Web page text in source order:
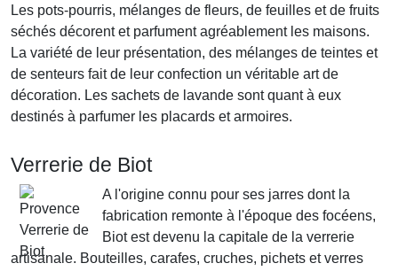
Les pots-pourris, mélanges de fleurs, de feuilles et de fruits
séchés décorent et parfument agréablement les maisons.
La variété de leur présentation, des mélanges de teintes et
de senteurs fait de leur confection un véritable art de
décoration. Les sachets de lavande sont quant à eux
destinés à parfumer les placards et armoires.
Verrerie de Biot
A l'origine connu pour ses jarres dont la
fabrication remonte à l'époque des focéens,
Biot est devenu la capitale de la verrerie
artisanale. Bouteilles, carafes, cruches, pichets et verres